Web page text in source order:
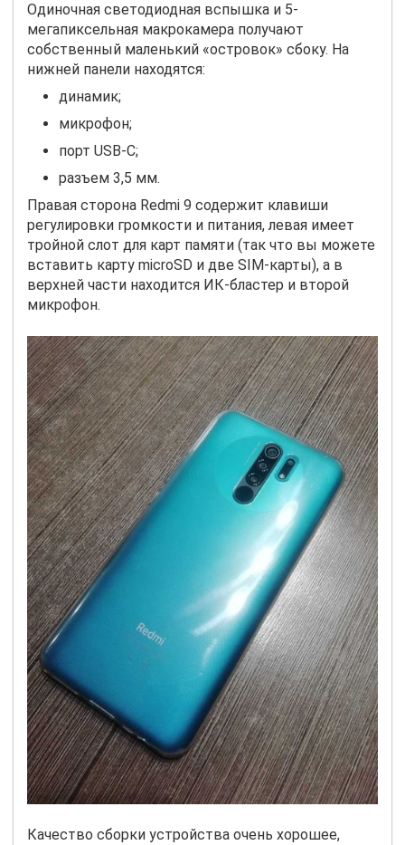
Одиночная светодиодная вспышка и 5-
мегапиксельная макрокамера получают
собственный маленький «островок» сбоку. На
нижней панели находятся:
динамик;
микрофон;
порт USB-C;
разъем 3,5 мм.
Правая сторона Redmi 9 содержит клавиши
регулировки громкости и питания, левая имеет
тройной слот для карт памяти (так что вы можете
вставить карту microSD и две SIM-карты), а в
верхней части находится ИК-бластер и второй
микрофон.
Качество сборки устройства очень хорошее,